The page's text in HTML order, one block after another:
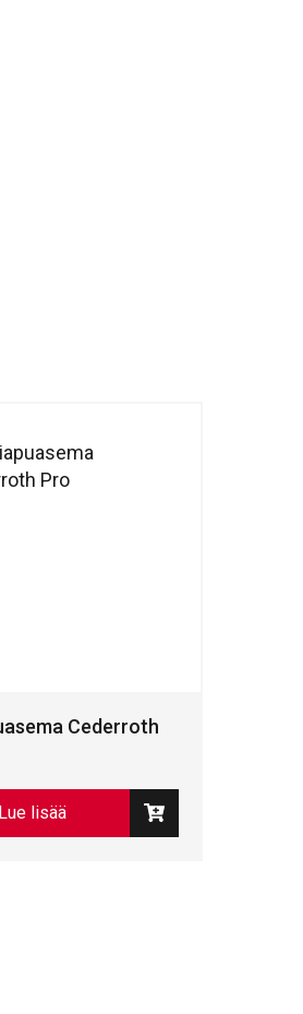
Cederroth
Lue lisää